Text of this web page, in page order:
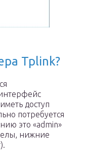
Tplink?
доступ
потребуется
это «admin»
нижние